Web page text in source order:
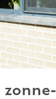
zonne-